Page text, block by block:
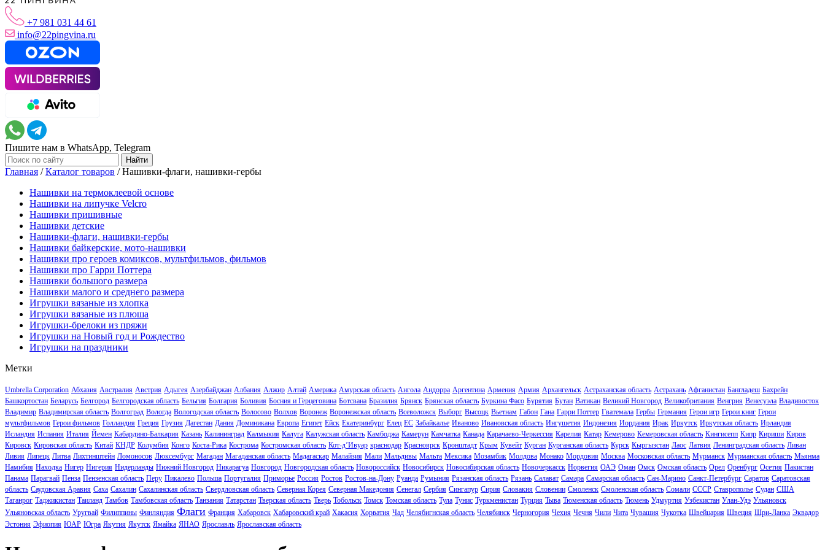
+7 981 031 44 61
info@22pingvina.ru
Пишите нам в WhatsApp, Telegram
Главная /Каталог товаров /Нашивки-флаги, нашивки-гербы
Нашивки на термоклеевой основе
Нашивки на липучке Velcro
Нашивки пришивные
Нашивки детские
Нашивки-флаги, нашивки-гербы
Нашивки байкерские, мото-нашивки
Нашивки про героев комиксов, мультфильмов, фильмов
Нашивки про Гарри Поттера
Нашивки большого размера
Нашивки малого и среднего размера
Игрушки вязаные из хлопка
Игрушки вязаные из плюша
Игрушки-брелоки из пряжи
Игрушки на Новый год и Рождество
Игрушки на праздники
Метки
Umbrella Corporation Абхазия Австралия Австрия Адыгея Азербайджан Албания Алжир Алтай Америка Амурская область Ангола Андорра Аргентина Армения Армия Архангельск Астраханская область Астрахань Афганистан Бангладеш Бахрейн
Башкортостан Беларусь Белгород Белгородская область Бельгия Болгария Боливия Босния и Герцеговина Ботсвана Бразилия Брянск Брянская область Буркина Фасо Бурятия Бутан Ватикан Великий Новгород Великобритания Венгрия Венесуэла Владивосток
Владимир Владимирская область Волгоград Вологда Вологодская область Волосово Волхов Воронеж Воронежская область Всеволожск Выборг Высоцк Вьетнам Габон Гана Гарри Поттер Гватемала Гербы Германия Герои игр Герои книг Герои
мультфильмов Герои фильмов Голландия Греция Грузия Дагестан Дания Доминикана Европа Египет Ейск Екатеринбург Елец ЕС Забайкалье Иваново Ивановская область Ингушетия Индонезия Иордания Ирак Иркутск Иркутская область Ирландия
Исландия Испания Италия Йемен Кабардино-Балкария Казань Калининград Калмыкия Калуга Калужская область Камбоджа Камерун Камчатка Канада Карачаево-Черкессия Карелия Катар Кемерово Кемеровская область Кингисепп Кипр Кириши Киров
Кировск Кировская область Китай КНДР Колумбия Конго Коста-Рика Кострома Костромская область Кот-д’Ивуар краснодар Красноярск Кронштадт Крым Кувейт Курган Курганская область Курск Кыргызстан Лаос Латвия Ленинградская область Ливан
Ливия Липецк Литва Лихтинштейн Ломоносов Люксембург Магадан Магаданская область Мадагаскар Малайзия Мали Мальдивы Мальта Мексика Мозамбик Молдова Монако Мордовия Москва Московская область Мурманск Мурманская область Мьянма
Намибия Находка Нигер Нигерия Нидерланды Нижний Новгород Никарагуа Новгород Новгородская область Новороссийск Новосибирск Новосибирская область Новочеркасск Норвегия ОАЭ Оман Омск Омская область Орел Оренбург Осетия Пакистан
Панама Парагвай Пенза Пензенская область Перу Пикалево Польша Португалия Приморье Россия Ростов Ростов-на-Дону Руанда Румыния Рязанская область Рязань Салават Самара Самарская область Сан-Марино Санкт-Петербург Саратов Саратовская
область Саудовская Аравия Саха Сахалин Сахалинская область Свердловская область Северная Корея Северная Македония Сенегал Сербия Сингапур Сирия Словакия Словении Смоленск Смоленская область Сомали СССР Ставрополье Судан США
Таганрог Таджикистан Таиланд Тамбов Тамбовская область Танзания Татарстан Тверская область Тверь Тобольск Томск Томская область Тула Тунис Туркменистан Турция Тыва Тюменская область Тюмень Удмуртия Узбекистан Улан-Удэ Ульяновск
Ульяновская область Уругвай Филиппины Финляндия Флаги Франция Хабаровск Хабаровский край Хакасия Хорватия Чад Челябигнская область Челябинск Черногория Чехия Чечня Чили Чита Чувашия Чукотка Швейцария Швеция Шри-Ланка Эквадор
Эстония Эфиопия ЮАР Югра Якутия Якутск Ямайка ЯНАО Ярославль Ярославская область